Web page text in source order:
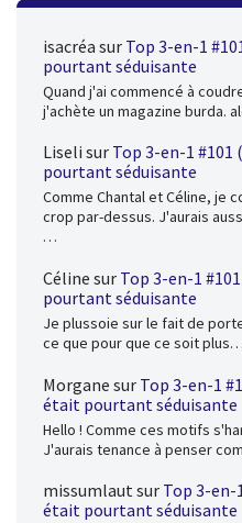
isacréa sur Top 3-en-1
pourtant séduisante
Quand j'ai commencé à
j'achète un magazine burda.
Liseli sur Top 3-en-1 #101
pourtant séduisante
Comme Chantal et Céline, je
crop par-dessus. J'aurais
…
Céline sur Top 3-en-1
pourtant séduisante
Je plussoie sur le fait de
ce que pour que ce soit plus…
Morgane sur Top 3-en-1
était pourtant séduisante
Hello ! Comme ces motifs
J'aurais tenance à penser
missumlautsur Top 3-en-
était pourtant séduisante